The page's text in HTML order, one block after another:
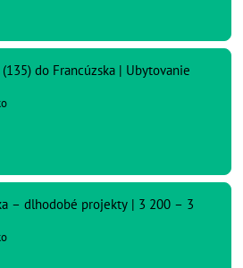
do Francúzska | Ubytovanie
– dlhodobé projekty | 3 200 – 3